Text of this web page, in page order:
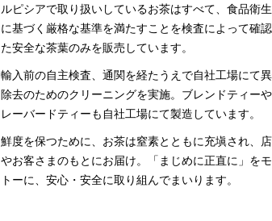
ルピシアで取り扱いしているお茶はすべて、食品衛
に基づく厳格な基準を満たすことを検査によって確
た安全な茶葉のみを販売しています。
輸入前の自主検査、通関を経たうえで自社工場にて
除去のためのクリーニングを実施。ブレンドティー
レーバードティーも自社工場にて製造しています。
鮮度を保つために、お茶は窒素とともに充塡され、
やお客さまのもとにお届け。「まじめに正直に」を
トーに、安心・安全に取り組んでまいります。